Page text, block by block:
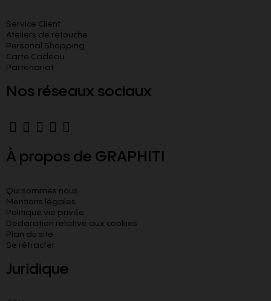
Service Client
Ateliers de retouche
Personal Shopping
Carte Cadeau
Partenariat
Nos réseaux sociaux
À propos de GRAPHITI
Qui sommes nous
Mentions légales
Politique vie privée
Declaration relative aux cookies​
Plan du site
Se rétracter
Juridique